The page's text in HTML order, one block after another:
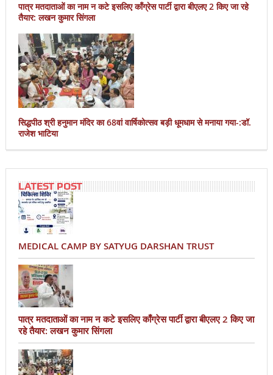
पात्र मतदाताओं का नाम न कटे इसलिए काँग्रेस पार्टी द्वारा बीएलए 2 किए जा रहे
तैयार: लखन कुमार सिंगला
सिद्धपीठ श्री हनुमान मंदिर का 68वां वार्षिकोत्सव बड़ी धूमधाम से मनाया गया-:डॉ.
राजेश भाटिया
LATEST POST
MEDICAL CAMP BY SATYUG DARSHAN TRUST
पात्र मतदाताओं का नाम न कटे इसलिए काँग्रेस पार्टी द्वारा बीएलए 2 किए जा
रहे तैयार: लखन कुमार सिंगला